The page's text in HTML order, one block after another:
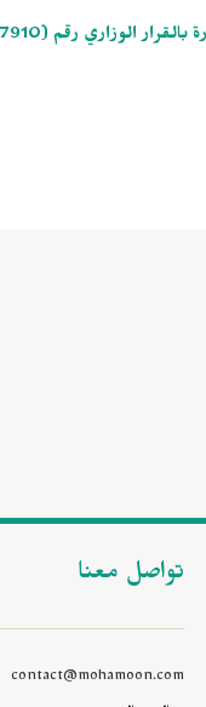
صدر حديثًا قرار وزير الداخلية رقم (14027) وتاريخ 15/ 11/ 1445هـ بتعديل اللائحة التنفيذية لنظام الأحوال
تواصل معنا
contact@mohamoon.com